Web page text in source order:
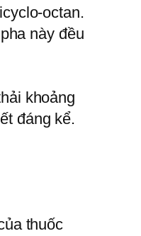
octan.
này đều
khoảng
đáng kể.
thuốc